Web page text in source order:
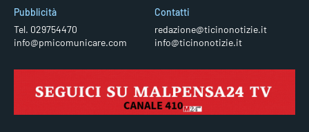
Pubblicità
Tel. 029754470
info@pmicomunicare.com
Contatti
redazione@ticinonotizie.it
info@ticinonotizie.it